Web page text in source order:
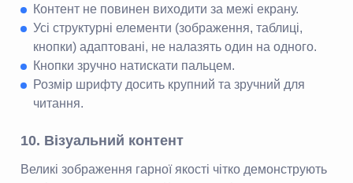
Контент не повинен виходити за межі екрану.
Усі структурні елементи (зображення, таблиці,
кнопки) адаптовані, не налазять один на одного.
Кнопки зручно натискати пальцем.
Розмір шрифту досить крупний та зручний для
читання.
10. Візуальний контент
Великі зображення гарної якості чітко демонструють